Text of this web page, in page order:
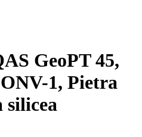
GeoPT 45,
1, Pietra
silicea